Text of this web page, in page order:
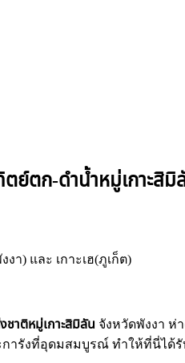
ตย์ตก-ดำน้ำหมู่เกาะสิมิ
า) และ เกาะเฮ(ภูเก็ต)
ชาติหมู่เกาะสิมิลัน จังหวัดพังงา ห่
การังที่อุดมสมบูรณ์ ทำให้ที่นี่ไ